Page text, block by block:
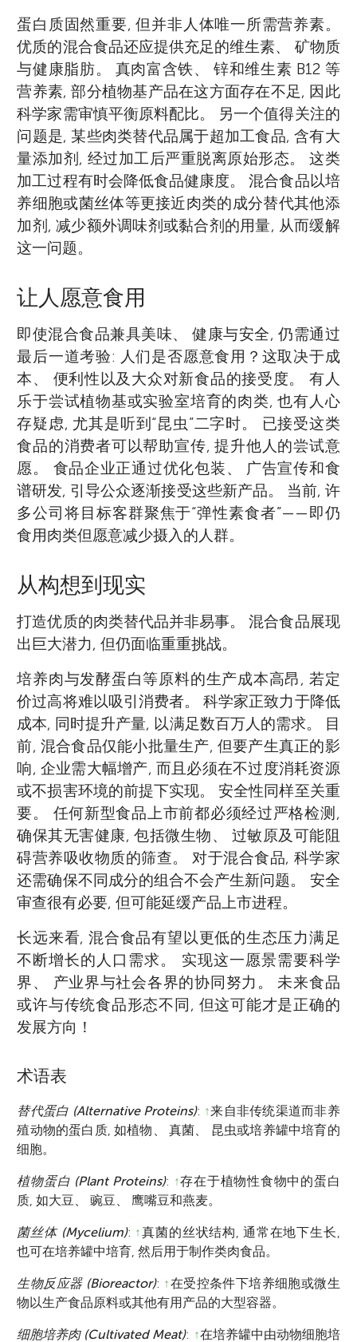
蛋白质固然重要, 但并非人体唯一所需营养素。
优质的混合食品还应提供充足的维生素、 矿物质
与健康脂肪。 真肉富含铁、 锌和维生素 B12 等
营养素, 部分植物基产品在这方面存在不足, 因此
科学家需审慎平衡原料配比。 另一个值得关注的
问题是, 某些肉类替代品属于超加工食品, 含有大
量添加剂, 经过加工后严重脱离原始形态。 这类
加工过程有时会降低食品健康度。 混合食品以培
养细胞或菌丝体等更接近肉类的成分替代其他添
加剂, 减少额外调味剂或黏合剂的用量, 从而缓解
这一问题。
让人愿意食用
即使混合食品兼具美味、 健康与安全, 仍需通过
最后一道考验: 人们是否愿意食用？这取决于成
本、 便利性以及大众对新食品的接受度。 有人
乐于尝试植物基或实验室培育的肉类, 也有人心
存疑虑, 尤其是听到“昆虫”二字时。 已接受这类
食品的消费者可以帮助宣传, 提升他人的尝试意
愿。 食品企业正通过优化包装、 广告宣传和食
谱研发, 引导公众逐渐接受这些新产品。 当前, 许
多公司将目标客群聚焦于“弹性素食者”——即仍
食用肉类但愿意减少摄入的人群。
从构想到现实
打造优质的肉类替代品并非易事。 混合食品展现
出巨大潜力, 但仍面临重重挑战。
培养肉与发酵蛋白等原料的生产成本高昂, 若定
价过高将难以吸引消费者。 科学家正致力于降低
成本, 同时提升产量, 以满足数百万人的需求。 目
前, 混合食品仅能小批量生产, 但要产生真正的影
响, 企业需大幅增产, 而且必须在不过度消耗资源
或不损害环境的前提下实现。 安全性同样至关重
要。 任何新型食品上市前都必须经过严格检测,
确保其无害健康, 包括微生物、 过敏原及可能阻
碍营养吸收物质的筛查。 对于混合食品, 科学家
还需确保不同成分的组合不会产生新问题。 安全
审查很有必要, 但可能延缓产品上市进程。
长远来看, 混合食品有望以更低的生态压力满足
不断增长的人口需求。 实现这一愿景需要科学
界、 产业界与社会各界的协同努力。 未来食品
或许与传统食品形态不同, 但这可能才是正确的
发展方向！
术语表
替代蛋白 (Alternative Proteins): ↑来自非传统渠道而非养
殖动物的蛋白质, 如植物、 真菌、 昆虫或培养罐中培育的
细胞。
植物蛋白 (Plant Proteins): ↑存在于植物性食物中的蛋白
质, 如大豆、 豌豆、 鹰嘴豆和燕麦。
菌丝体 (Mycelium): ↑真菌的丝状结构, 通常在地下生长,
也可在培养罐中培育, 然后用于制作类肉食品。
生物反应器 (Bioreactor): ↑在受控条件下培养细胞或微生
物以生产食品原料或其他有用产品的大型容器。
细胞培养肉 (Cultivated Meat): ↑在培养罐中由动物细胞培